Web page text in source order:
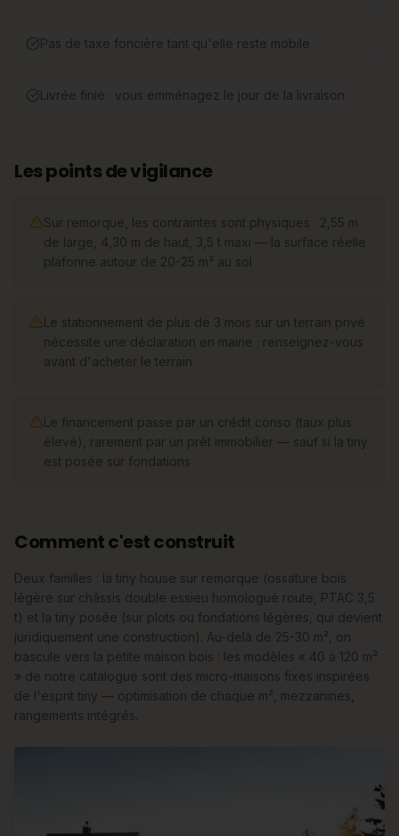
Pas de taxe foncière tant qu'elle reste mobile
Livrée finie : vous emménagez le jour de la livraison
Les points de vigilance
Sur remorque, les contraintes sont physiques : 2,55 m
de large, 4,30 m de haut, 3,5 t maxi — la surface réelle
plafonne autour de 20-25 m² au sol
Le stationnement de plus de 3 mois sur un terrain privé
nécessite une déclaration en mairie ; renseignez-vous
avant d'acheter le terrain
Le financement passe par un crédit conso (taux plus
élevé), rarement par un prêt immobilier — sauf si la tiny
est posée sur fondations
Comment c'est construit
Deux familles : la tiny house sur remorque (ossature bois
légère sur châssis double essieu homologué route, PTAC 3,5
t) et la tiny posée (sur plots ou fondations légères, qui devient
juridiquement une construction). Au-delà de 25-30 m², on
bascule vers la petite maison bois : les modèles « 40 à 120 m²
» de notre catalogue sont des micro-maisons fixes inspirées
de l'esprit tiny — optimisation de chaque m², mezzanines,
rangements intégrés.